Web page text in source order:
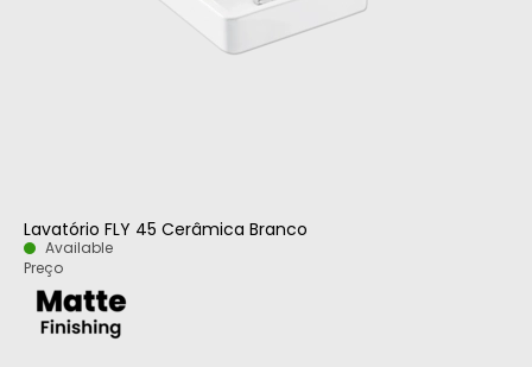
Lavatório FLY 45 Cerâmica Branco
Available
Preço